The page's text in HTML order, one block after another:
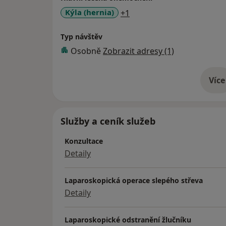
Kýla (hernia) +1
Typ návštěv
Osobně Zobrazit adresy (1)
Více
o
Služby a ceník služeb
Konzultace
Detaily
Laparoskopická operace slepého střeva
Detaily
Laparoskopické odstranění žlučníku